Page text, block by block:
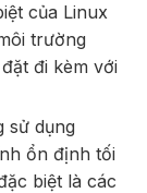
của Linux
trường
đi kèm với
sử dụng
ổn định tối
biệt là các